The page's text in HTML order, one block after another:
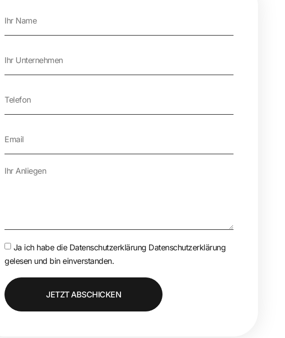
Ja ich habe die Datenschutzerklärung Datenschutzerklärung
gelesen und bin einverstanden.
JETZT ABSCHICKEN